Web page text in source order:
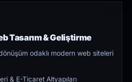
Tasarım & Geliştirme
odaklı modern web siteleri
& E-Ticaret Altyapıları